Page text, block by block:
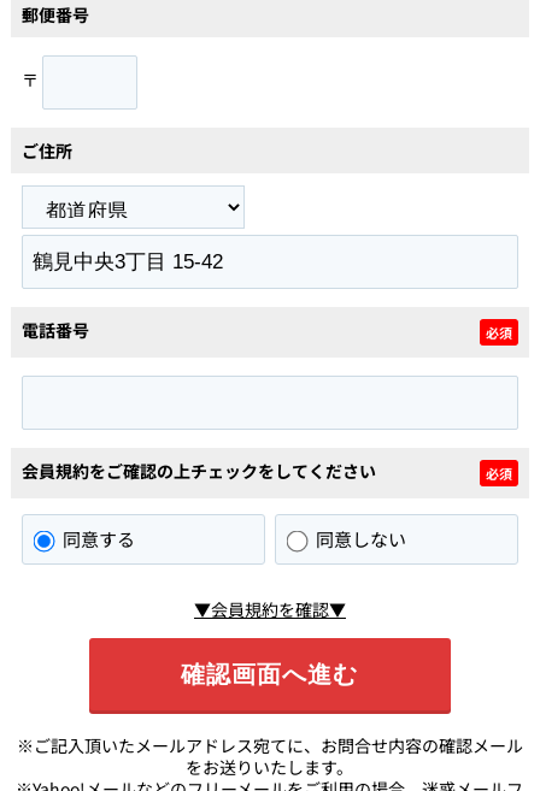
郵便番号
〒
ご住所
電話番号 必須
会員規約をご確認の上チェックをしてください 必須
同意する 同意しない
▼会員規約を確認▼
※ご記入頂いたメールアドレス宛てに、お問合せ内容の確認メール
をお送りいたします。